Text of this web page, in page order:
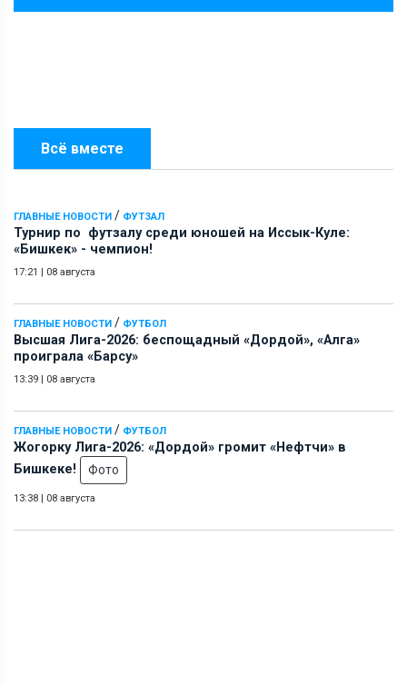
Всё вместе
ГЛАВНЫЕ НОВОСТИ / ФУТЗАЛ
Турнир по футзалу среди юношей на Иссык-Куле:
«Бишкек» - чемпион!
17:21 | 08 августа
ГЛАВНЫЕ НОВОСТИ / ФУТБОЛ
Высшая Лига-2026: беспощадный «Дордой», «Алга»
проиграла «Барсу»
13:39 | 08 августа
ГЛАВНЫЕ НОВОСТИ / ФУТБОЛ
Жогорку Лига-2026: «Дордой» громит «Нефтчи» в
Бишкеке!
Фото
13:38 | 08 августа